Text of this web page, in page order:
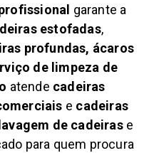
garante a
estofadas,
profundas, ácaros
de limpeza de
atende cadeiras
e cadeiras
lavagem de cadeirase
para quem procura